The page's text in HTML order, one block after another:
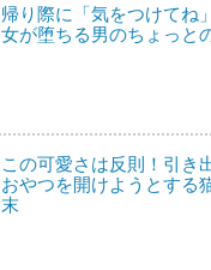
帰り際に「気をつけてね
女が堕ちる男のちょっと
この可愛さは反則！引き
おやつを開けようとする
末